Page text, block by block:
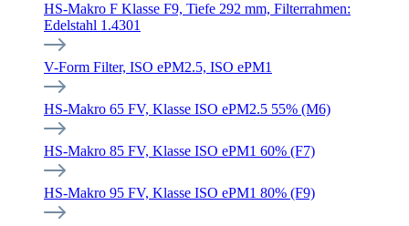
HS-Makro F Klasse F9, Tiefe 292 mm, Filterrahmen:
Edelstahl 1.4301
V-Form Filter, ISO ePM2.5, ISO ePM1
HS-Makro 65 FV, Klasse ISO ePM2.5 55% (M6)
HS-Makro 85 FV, Klasse ISO ePM1 60% (F7)
HS-Makro 95 FV, Klasse ISO ePM1 80% (F9)